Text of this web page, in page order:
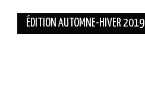
ÉDITION AUTOMNE-HIVER 2019